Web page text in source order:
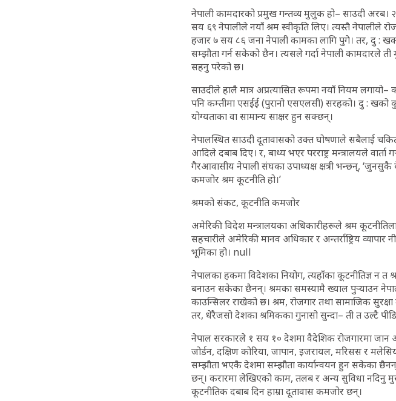
नेपाली कामदारको प्रमुख गन्तव्य मुलुक हो– साउदी
सय ६९ नेपालीले नयाँ श्रम स्वीकृति लिए। त्यस्तै नेपालीले
हजार ७ सय ८६ जना नेपाली कामका लागि पुगे। तर, दु :
सम्झौता गर्न सकेको छैन। त्यसले गर्दा नेपाली कामदारले
सहनु परेको छ।
साउदीले हालै मात्र अप्रत्यासित रूपमा नयाँ नियम लगायो–
पनि कम्तीमा एसईई (पुरानो एसएलसी) सरहको। दु : खको
योग्यताका वा सामान्य साक्षर हुन सक्छन्।
नेपालस्थित साउदी दूतावासको उक्त घोषणाले सबैलाई
आदिले दबाब दिए। र, बाध्य भएर परराष्ट्र मन्त्रालयले
गैरआवासीय नेपाली संघका उपाध्यक्ष क्षत्री भन्छन्,
कमजोर श्रम कूटनीति हो।’
श्रमको संकट, कूटनीति कमजोर
अमेरिकी विदेश मन्त्रालयका अधिकारीहरूले श्रम
सहचारीले अमेरिकी मानव अधिकार र अन्तर्राष्ट्रिय व्यापार
भूमिका हो। null
नेपालका हकमा विदेशका नियोग, त्यहाँका कूटनीतिज्ञ न
बनाउन सकेका छैनन्। श्रमका समस्यामै ख्याल पुर्‍याउन
काउन्सिलर राखेको छ। श्रम, रोजगार तथा सामाजिक सुरक्षा
तर, धेरैजसो देशका श्रमिकका गुनासो सुन्दा– ती त उल्टै
नेपाल सरकारले १ सय १० देशमा वैदेशिक रोजगारमा जान
जोर्डन, दक्षिण कोरिया, जापान, इजरायल, मरिसस र
सम्झौता भएकै देशमा सम्झौता कार्यान्वयन हुन सकेका छैनन्।
छन्। करारमा लेखिएको काम, तलब र अन्य सुविधा नदिनु
कूटनीतिक दबाब दिन हाम्रा दूतावास कमजोर छन्।